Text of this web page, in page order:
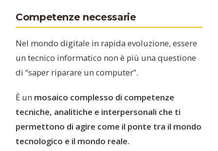
Competenze necessarie
Nel mondo digitale in rapida evoluzione, essere
un tecnico informatico non è più una questione
di “saper riparare un computer”.
È un mosaico complesso di competenze
tecniche, analitiche e interpersonali che ti
permettono di agire come il ponte tra il mondo
tecnologico e il mondo reale.